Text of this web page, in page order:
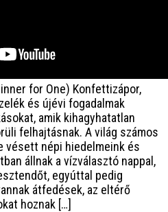
for One) Konfettizápor,
és újévi fogadalmak
amik kihagyhatatlan
felhajtásnak. A világ számos
vésett népi hiedelmeink és
állnak a vízválasztó nappal,
egyúttal pedig
átfedések, az eltérő
hoznak […]